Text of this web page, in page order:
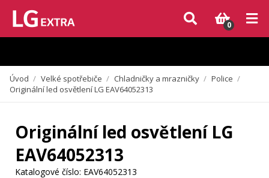
Vzhledem k aktuální situaci se může dodání dílů, které nejsou skladem,
zpozdit. Děkujeme za pochopení.
0
Úvod / Velké spotřebiče / Chladničky a mrazničky / Police /
Originální led osvětlení LG EAV64052313
Originální led osvětlení LG
EAV64052313
Katalogové číslo: EAV64052313